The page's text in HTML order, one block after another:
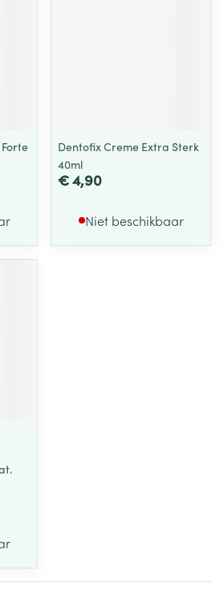
Dentofix Creme Extra Sterk
40ml
€ 4,90
Niet beschikbaar